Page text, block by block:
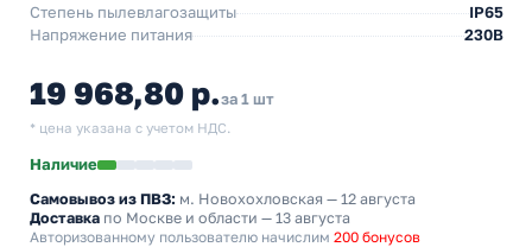
Степень пылевлагозащиты
IP65
Напряжение питания
230В
19 968,80 р.за 1 шт
* цена указана с учетом НДС.
Наличие
Самовывоз из ПВЗ: м. Новохохловская — 12 августа
Доставка по Москве и области — 13 августа
Авторизованному пользователю начислим 200 бонусов